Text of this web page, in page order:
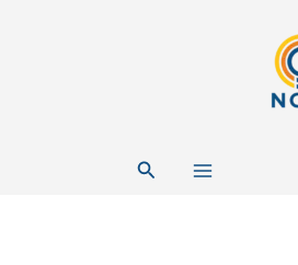
Tìm